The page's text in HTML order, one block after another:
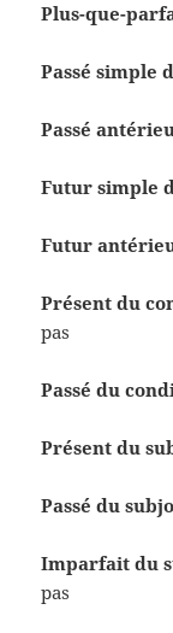
Plus-que-
Passé simple
Passé
Futur simple
Futur
Présent du
pas
Passé du
Présent du
Passé du
Imparfait du
pas